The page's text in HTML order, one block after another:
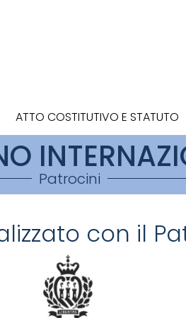
ATTO COSTITUTIVO E STATUTO
Patrocini
con il